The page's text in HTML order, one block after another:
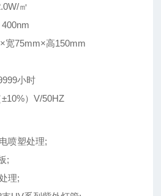
㎡
宽75mm×高150mm
小时
±10%）V/50HZ
喷塑处理;
;
理;